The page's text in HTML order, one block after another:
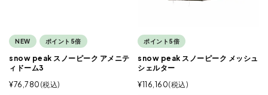
NEW ポイント5倍
snow peak スノーピーク アメニテ
ィドーム3
¥76,780 税込
ポイント5倍
snow peak スノーピーク メッシュ
シェルター
¥116,160 税込